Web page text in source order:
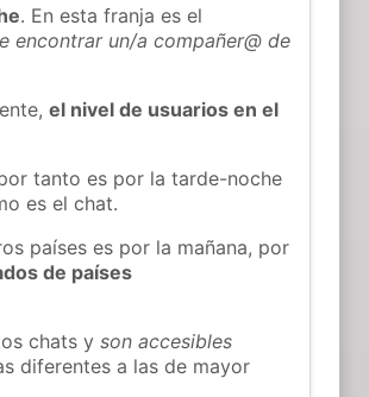
. En esta franja es el
encontrar un/a compañer@ de
el nivel de usuarios en el
tanto es por la tarde-noche
es el chat.
países es por la mañana, por
de países
chats yson accesibles
diferentes a las de mayor